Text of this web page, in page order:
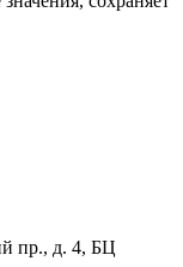
пр., д. 4, БЦ